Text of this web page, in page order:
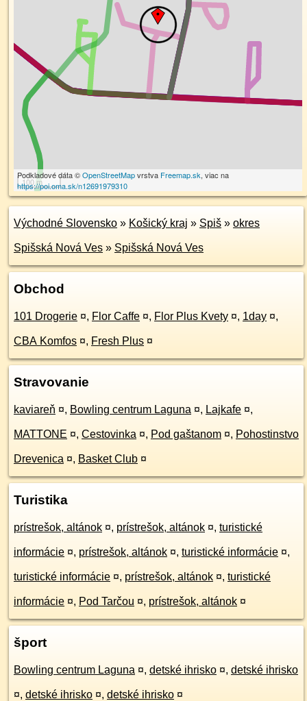
100 m
Podkladové dáta ©OpenStreetMapvrstva Freemap.sk, viac na
https://poi.oma.sk/n12691979310
Východné Slovensko » Košický kraj » Spiš » okres
Spišská Nová Ves » Spišská Nová Ves
Obchod
101 Drogerie ¤, Flor Caffe ¤, Flor Plus Kvety ¤, 1day ¤,
CBA Komfos ¤, Fresh Plus ¤
Stravovanie
kaviareň ¤, Bowling centrum Laguna ¤, Lajkafe ¤,
MATTONE ¤, Cestovinka ¤, Pod gaštanom ¤, Pohostinstvo
Drevenica ¤, Basket Club ¤
Turistika
prístrešok, altánok ¤, prístrešok, altánok ¤, turistické
informácie ¤, prístrešok, altánok ¤, turistické informácie ¤,
turistické informácie ¤, prístrešok, altánok ¤, turistické
informácie ¤, Pod Tarčou ¤, prístrešok, altánok ¤
šport
Bowling centrum Laguna ¤, detské ihrisko ¤, detské ihrisko
¤, detské ihrisko ¤, detské ihrisko ¤